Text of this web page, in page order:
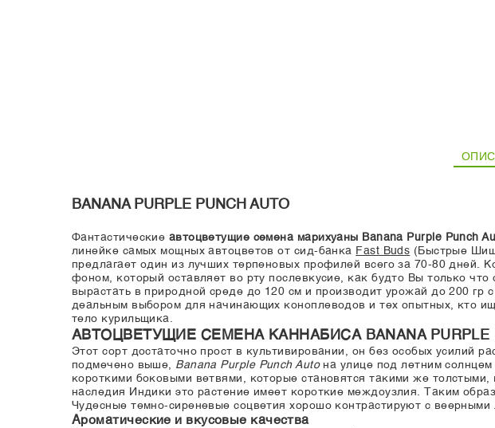
BANANA PURPLE PUNCH AUTO
Фантастические автоцветущие семена марихуаны Banana Purple Punch
линейке самых мощных автоцветов от сид-банка Fast Buds (Быстрые
предлагает один из лучших терпеновых профилей всего за 70-80
фоном, который оставляет во рту послевкусие, как будто Вы только
вырастать в природной среде до 120 см и производит урожай до 200 гр
деальным выбором для начинающих коноплеводов и тех опытных, кто
тело курильщика.
АВТОЦВЕТУЩИЕ СЕМЕНА КАННАБИСА BANANA
Этот сорт достаточно прост в культивировании, он без особых усилий
подмечено выше, Banana Purple Punch Autoна улице под летним солнцем
короткими боковыми ветвями, которые становятся такими же
наследия Индики это растение имеет короткие междоузлия. Таким
Чудесные темно-сиреневые соцветия хорошо контрастируют с
Ароматические и вкусовые качества